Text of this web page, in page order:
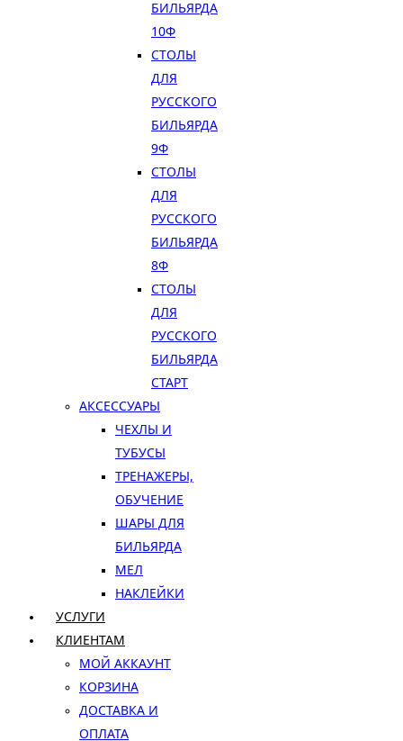
БИЛЬЯРДА
10Ф
СТОЛЫ
ДЛЯ
РУССКОГО
БИЛЬЯРДА
9Ф
СТОЛЫ
ДЛЯ
РУССКОГО
БИЛЬЯРДА
8Ф
СТОЛЫ
ДЛЯ
РУССКОГО
БИЛЬЯРДА
СТАРТ
АКСЕССУАРЫ
ЧЕХЛЫ И
ТУБУСЫ
ТРЕНАЖЕРЫ,
ОБУЧЕНИЕ
ШАРЫ ДЛЯ
БИЛЬЯРДА
МЕЛ
НАКЛЕЙКИ
УСЛУГИ
КЛИЕНТАМ
МОЙ АККАУНТ
КОРЗИНА
ДОСТАВКА И
ОПЛАТА